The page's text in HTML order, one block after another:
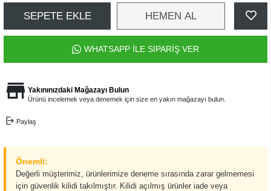
SEPETE EKLE HEMEN AL
WHATSAPP İLE SİPARİŞ VER
Yakınınızdaki Mağazayı Bulun
Ürünü incelemek veya denemek için size en yakın mağazayı bulun.
Paylaş
Önemli:
Değerli müşterimiz, ürünlerimize deneme sırasında zarar gelmemesi
için güvenlik kilidi takılmıştır. Kilidi açılmış ürünler iade veya